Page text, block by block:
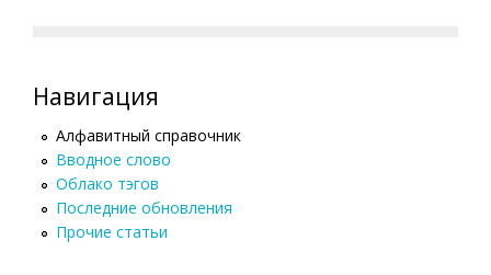
Навигация
Алфавитный справочник
Вводное слово
Облако тэгов
Последние обновления
Прочие статьи